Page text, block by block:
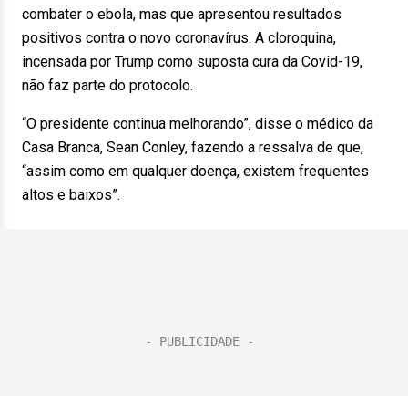
combater o ebola, mas que apresentou resultados
positivos contra o novo coronavírus. A cloroquina,
incensada por Trump como suposta cura da Covid-19,
não faz parte do protocolo.
“O presidente continua melhorando”, disse o médico da
Casa Branca, Sean Conley, fazendo a ressalva de que,
“assim como em qualquer doença, existem frequentes
altos e baixos”.